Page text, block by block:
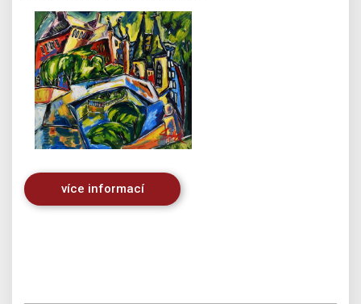
více informací